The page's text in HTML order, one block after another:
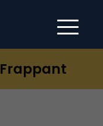
Frappant